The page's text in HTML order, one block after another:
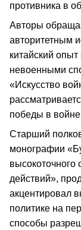
противника в
Авторы
авторитетным
китайский
невоенными
«Искусство
победы в
Старший
монографии
высокоточного
действий»,
акцентировал
политике на
способы